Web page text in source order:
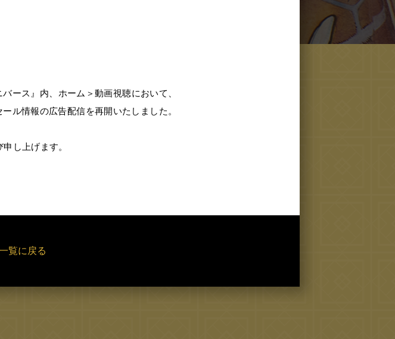
ース』内、ホーム＞動画視聴において、
ル情報の広告配信を再開いたしました。
し上げます。
覧に戻る